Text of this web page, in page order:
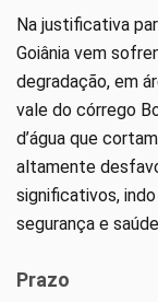
Na justificativa
Goiânia vem
degradação, em
vale do córrego
d’água que
altamente
significativos,
segurança e
Prazo